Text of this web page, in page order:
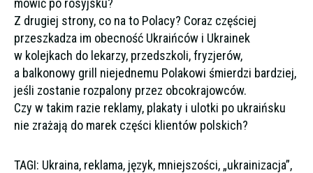
mówić po rosyjsku?
Z drugiej strony, co na to Polacy? Coraz częściej
przeszkadza im obecność Ukraińców i Ukrainek
w kolejkach do lekarzy, przedszkoli, fryzjerów,
a balkonowy grill niejednemu Polakowi śmierdzi bardziej,
jeśli zostanie rozpalony przez obcokrajowców.
Czy w takim razie reklamy, plakaty i ulotki po ukraińsku
nie zrażają do marek części klientów polskich?
TAGI: Ukraina, reklama, język, mniejszości, „ukrainizacja”,